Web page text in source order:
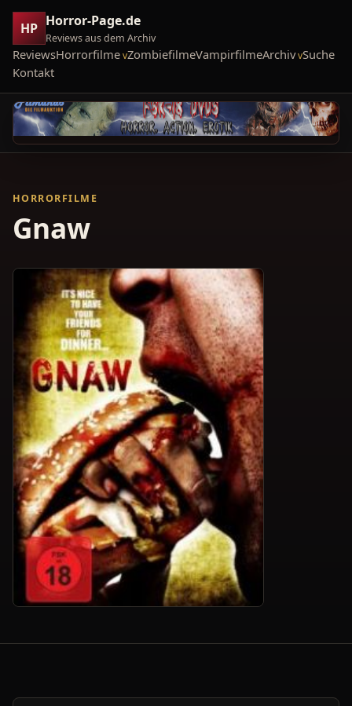
HP Horror-Page.de
Reviews aus dem Archiv
ReviewsHorrorfilme ZombiefilmeVampirfilmeArchiv Suche
Kontakt
HORRORFILME
Gnaw